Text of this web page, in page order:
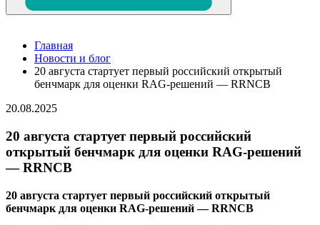
Главная
Новости и блог
20 августа стартует первый российский открытый
бенчмарк для оценки RAG-решений — RRNCB
20.08.2025
20 августа стартует первый российский
открытый бенчмарк для оценки RAG-решений
— RRNCB
20 августа стартует первый российский открытый
бенчмарк для оценки RAG-решений — RRNCB